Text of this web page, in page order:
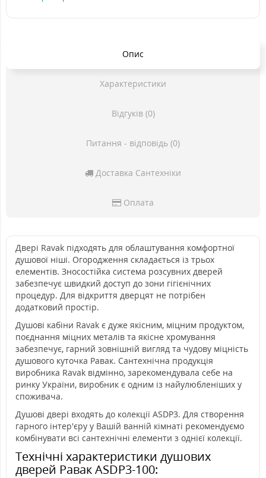
Опис
Характеристики
Відгуків (0)
Питання - відповідь (0)
Доставка Сантехніки
Оплата
Двері Ravak підходять для облаштування комфортної
душової ніші. Огородження складається із трьох
елементів. Зносостійка система розсувних дверей
забезпечує швидкий доступ до зони гігієнічних
процедур. Для відкриття дверцят не потрібен
додатковий простір.
Душові кабіни Ravak є дуже якісним, міцним продуктом,
поєднання міцних металів та якісне хромування
забезпечує, гарний зовнішній вигляд та чудову міцність
душового куточка Равак. Сантехнічна продукція
виробника Ravak відмінно, зарекомендувала себе на
ринку України, виробник є одним із найулюбленіших у
споживача.
Душові двері входять до колекції ASDP3. Для створення
гарного інтер'єру у Вашій ванній кімнаті рекомендуємо
комбінувати всі сантехнічні елементи з однієї колекції.
Технічні характеристики душових
дверей Равак ASDP3-100: